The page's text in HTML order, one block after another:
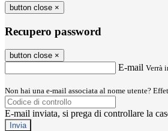
button close ×
Recupero password
button close ×
E-mail Verrà
Non hai una e-mail associata al nome utente?
E-mail inviata, si prega di controllare la